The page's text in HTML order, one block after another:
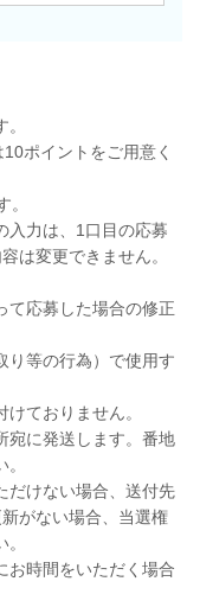
ポイントをご用意く
入力は、1口目の応募
は変更できません。
て応募した場合の修正
り等の行為）で使用す
ておりません。
宛に発送します。番地
だけない場合、送付先
がない場合、当選権
お時間をいただく場合